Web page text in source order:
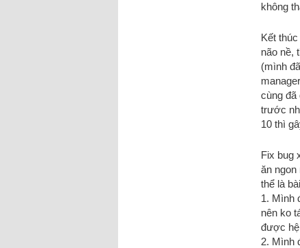
không
Kết
não nề,
(mình
cùng đã
trước
10 thì
Fix bug
ăn
thể là
1. Mình
nên ko
được
2. Mình